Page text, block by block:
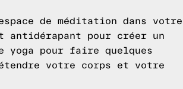
de méditation dans votre
antidérapant pour créer un
yoga pour faire quelques
votre corps et votre